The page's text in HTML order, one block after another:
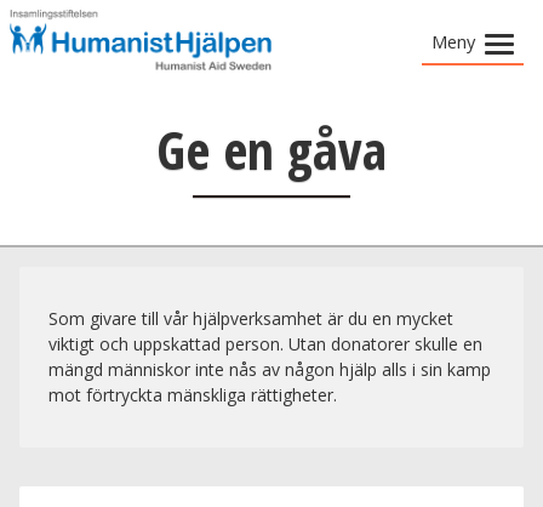
Meny
Ge en gåva
Som givare till vår hjälpverksamhet är du en mycket
viktigt och uppskattad person. Utan donatorer skulle en
mängd människor inte nås av någon hjälp alls i sin kamp
mot förtryckta mänskliga rättigheter.